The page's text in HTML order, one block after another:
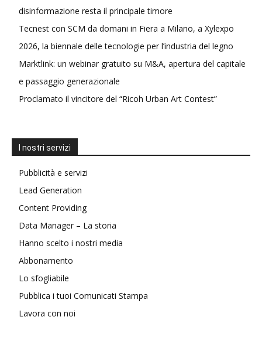
disinformazione resta il principale timore
Tecnest con SCM da domani in Fiera a Milano, a Xylexpo
2026, la biennale delle tecnologie per l’industria del legno
Marktlink: un webinar gratuito su M&A, apertura del capitale
e passaggio generazionale
Proclamato il vincitore del “Ricoh Urban Art Contest”
I nostri servizi
Pubblicità e servizi
Lead Generation
Content Providing
Data Manager – La storia
Hanno scelto i nostri media
Abbonamento
Lo sfogliabile
Pubblica i tuoi Comunicati Stampa
Lavora con noi